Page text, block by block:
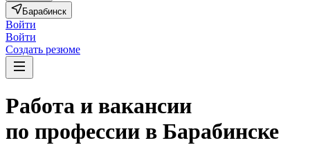
Барабинск
Войти
Войти
Создать резюме
Работа и вакансии
по профессии в Барабинске